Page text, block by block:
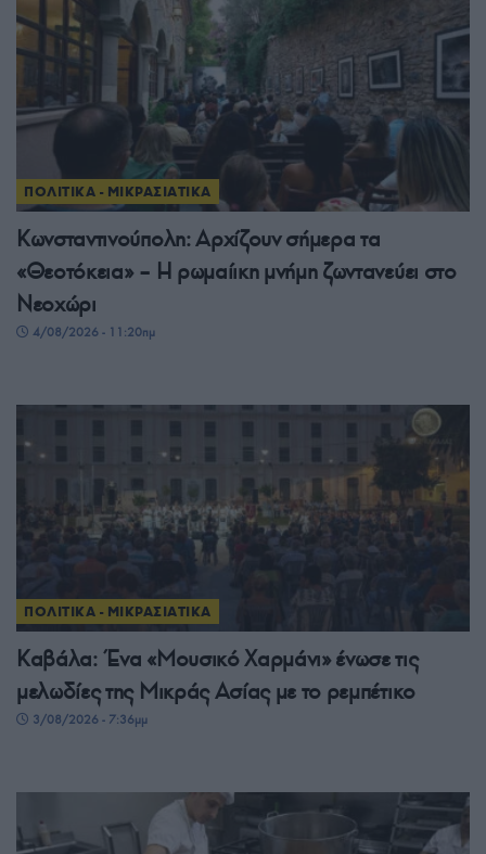
ΠΟΛΙΤΙΚΑ - ΜΙΚΡΑΣΙΑΤΙΚΑ
Κωνσταντινούπολη: Αρχίζουν σήμερα τα
«Θεοτόκεια» – Η ρωμαίικη μνήμη ζωντανεύει στο
Νεοχώρι
4/08/2026 - 11:20πμ
ΠΟΛΙΤΙΚΑ - ΜΙΚΡΑΣΙΑΤΙΚΑ
Καβάλα: Ένα «Μουσικό Χαρμάνι» ένωσε τις
μελωδίες της Μικράς Ασίας με το ρεμπέτικο
3/08/2026 - 7:36μμ